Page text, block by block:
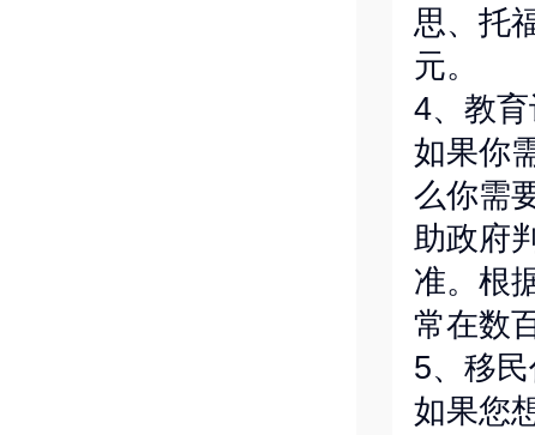
思、托
元。
4、教
如果你
么你需
助政府
准。根
常在数
5、移
如果您